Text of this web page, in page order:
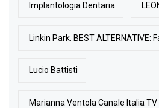
Implantologia Dentaria
Linkin Park. BEST ALTERNATIVE:
Lucio Battisti
Marianna Ventola Canale Italia